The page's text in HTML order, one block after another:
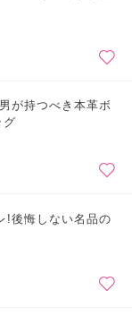
が持つべき本革ボ
グ
!後悔しない名品の